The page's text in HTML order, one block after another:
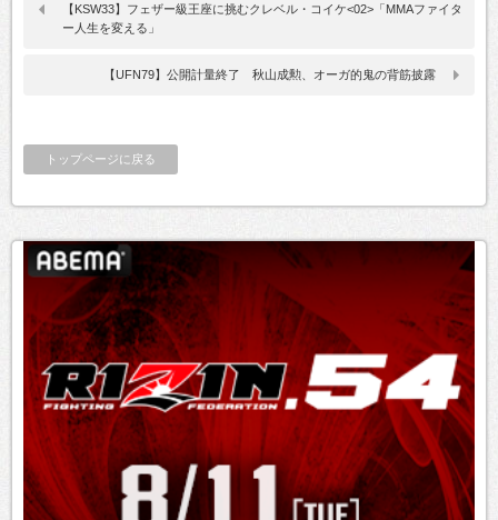
【KSW33】フェザー級王座に挑むクレベル・コイケ<02>「MMAファイタ
ー人生を変える」
【UFN79】公開計量終了 秋山成勲、オーガ的鬼の背筋披露
トップページに戻る